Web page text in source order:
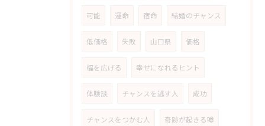
可能 運命 宿命 結婚のチャンス
低価格 失敗 山口県 価格
幅を広げる 幸せになれるヒント
体験談 チャンスを逃す人 成功
チャンスをつかむ人 奇跡が起きる噂